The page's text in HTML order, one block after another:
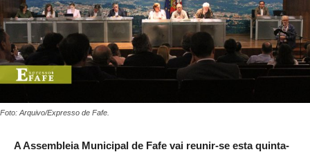
Foto: Arquivo/Expresso de Fafe.
A Assembleia Municipal de Fafe vai reunir-se esta quinta-